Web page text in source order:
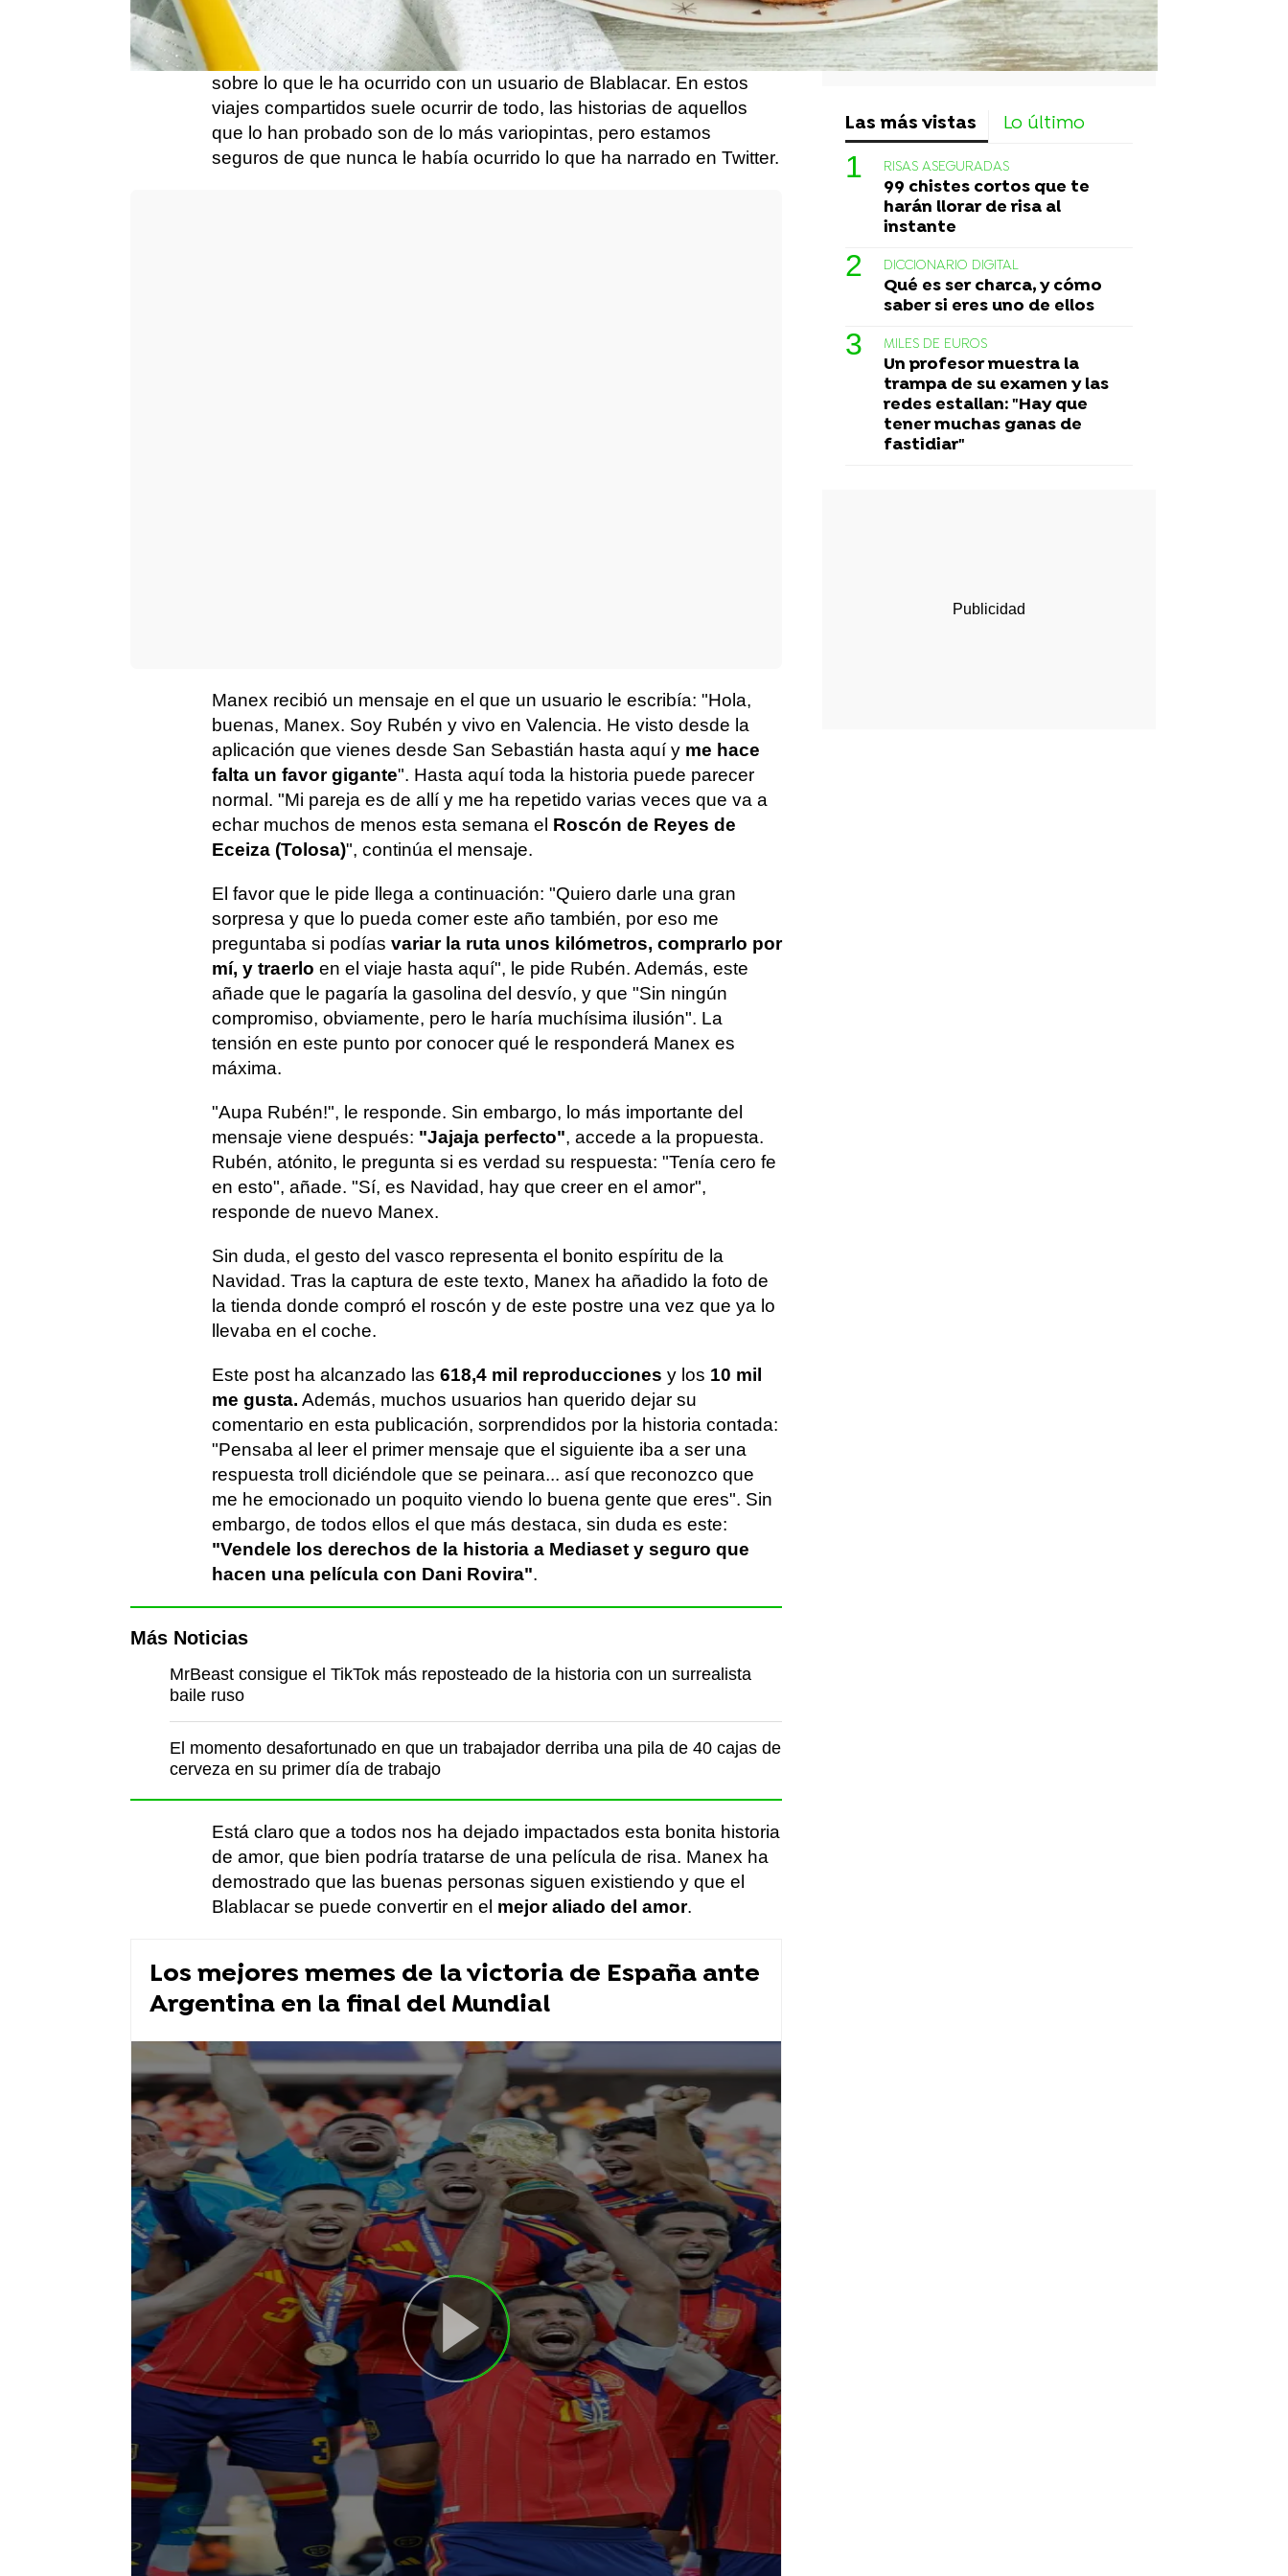
con el roscón de Reyes. Sí, una mezcla un poco rara.
El usuario de Twitter@ManexEs ha compartido varias imágenes
sobre lo que le ha ocurrido con un usuario de Blablacar. En estos
viajes compartidos suele ocurrir de todo, las historias de aquellos
que lo han probado son de lo más variopintas, pero estamos
seguros de que nunca le había ocurrido lo que ha narrado en Twitter.
Manex recibió un mensaje en el que un usuario le escribía: "Hola,
buenas, Manex. Soy Rubén y vivo en Valencia. He visto desde la
aplicación que vienes desde San Sebastián hasta aquí y me hace
falta un favor gigante". Hasta aquí toda la historia puede parecer
normal. "Mi pareja es de allí y me ha repetido varias veces que va a
echar muchos de menos esta semana el Roscón de Reyes de
Eceiza (Tolosa)", continúa el mensaje.
El favor que le pide llega a continuación: "Quiero darle una gran
sorpresa y que lo pueda comer este año también, por eso me
preguntaba si podías variar la ruta unos kilómetros, comprarlo por
mí, y traerlo en el viaje hasta aquí", le pide Rubén. Además, este
añade que le pagaría la gasolina del desvío, y que "Sin ningún
compromiso, obviamente, pero le haría muchísima ilusión". La
tensión en este punto por conocer qué le responderá Manex es
máxima.
"Aupa Rubén!", le responde. Sin embargo, lo más importante del
mensaje viene después: "Jajaja perfecto", accede a la propuesta.
Rubén, atónito, le pregunta si es verdad su respuesta: "Tenía cero fe
en esto", añade. "Sí, es Navidad, hay que creer en el amor",
responde de nuevo Manex.
Sin duda, el gesto del vasco representa el bonito espíritu de la
Navidad. Tras la captura de este texto, Manex ha añadido la foto de
la tienda donde compró el roscón y de este postre una vez que ya lo
llevaba en el coche.
Este post ha alcanzado las 618,4 mil reproducciones y los 10 mil
me gusta. Además, muchos usuarios han querido dejar su
comentario en esta publicación, sorprendidos por la historia contada:
"Pensaba al leer el primer mensaje que el siguiente iba a ser una
respuesta troll diciéndole que se peinara... así que reconozco que
me he emocionado un poquito viendo lo buena gente que eres". Sin
embargo, de todos ellos el que más destaca, sin duda es este:
"Vendele los derechos de la historia a Mediaset y seguro que
hacen una película con Dani Rovira".
Más Noticias
MrBeast consigue el TikTok más reposteado de la historia con un surrealista
baile ruso
El momento desafortunado en que un trabajador derriba una pila de 40 cajas de
cerveza en su primer día de trabajo
Está claro que a todos nos ha dejado impactados esta bonita historia
de amor, que bien podría tratarse de una película de risa. Manex ha
demostrado que las buenas personas siguen existiendo y que el
Blablacar se puede convertir en el mejor aliado del amor.
Los mejores memes de la victoria de España ante
Argentina en la final del Mundial
Las más vistas Lo último
RISAS ASEGURADAS
99 chistes cortos que te
harán llorar de risa al
instante
DICCIONARIO DIGITAL
Qué es ser charca, y cómo
saber si eres uno de ellos
MILES DE EUROS
Un profesor muestra la
trampa de su examen y las
redes estallan: "Hay que
tener muchas ganas de
fastidiar"